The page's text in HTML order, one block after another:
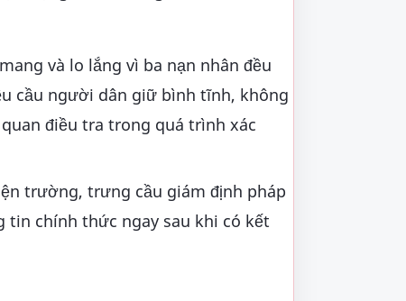
và lo lắng vì ba nạn nhân đều
cầu người dân giữ bình tĩnh, không
điều tra trong quá trình xác
trường, trưng cầu giám định pháp
tin chính thức ngay sau khi có kết